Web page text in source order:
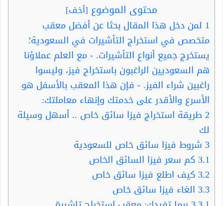
محتوى الموضوع [أخف]
1 لمن دخل هذا المقال بحثا عن أفضل معقب
متخصص في استخراج التأشيرات في السعودية؛
يستخرج جميع أنواع التأشيرات. - مع العلم عملاؤنا
هم السعوديين الراغبون باستخراج فيز، وليسوا
راغبين شراء الفيز. - فإن هذا المعقب بالأسفل هو
الأسرع والأقدر على خدمتك وإنهاء معاملتك:
2 طريقة استخراج فيزا سائق خاص .. أسهل وسيلة
لك
3 شروط فيزا سائق خاص للسعودية
3.1 كم سعر فيزا السائق الخاص
3.2 كيف اطلع فيزا سائق خاص
3.3 الغاء فيزا سائق خاص